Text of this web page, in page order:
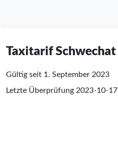
Taxitarif Schwechat
Gültig seit 1. September 2023
Letzte Überprüfung 2023-10-17